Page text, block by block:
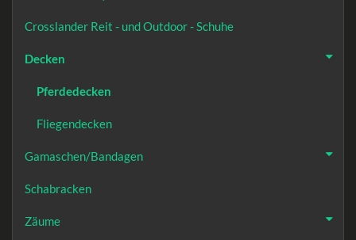
Crosslander Reit - und Outdoor - Schuhe
Decken
Pferdedecken
Fliegendecken
Gamaschen/Bandagen
Schabracken
Zäume